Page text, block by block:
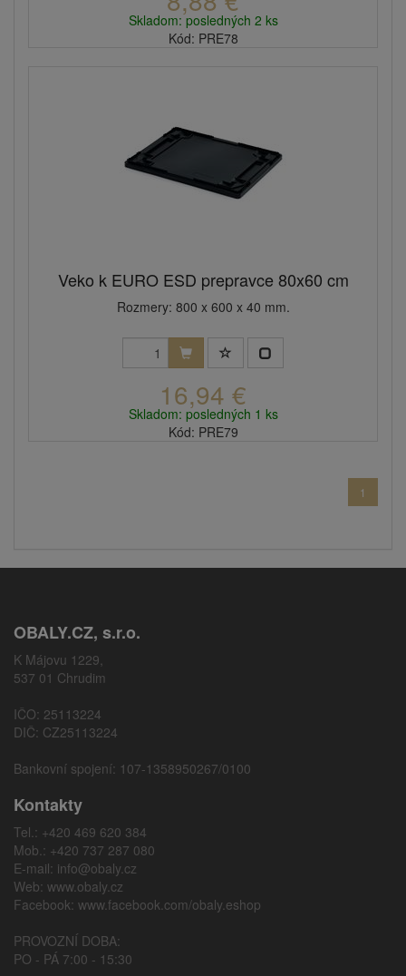
Skladom: posledných 2 ks
Kód: PRE78
Veko k EURO ESD prepravce 80x60 cm
Rozmery: 800 x 600 x 40 mm.
16,94 €
Skladom: posledných 1 ks
Kód: PRE79
1
OBALY.CZ, s.r.o.
K Májovu 1229,
537 01 Chrudim
IČO: 25113224
DIČ: CZ25113224
Bankovní spojení: 107-1358950267/0100
Kontakty
Tel.: +420 469 620 384
Mob.: +420 737 287 080
E-mail: info@obaly.cz
Web: www.obaly.cz
Facebook: www.facebook.com/obaly.eshop
PROVOZNÍ DOBA:
PO - PÁ 7:00 - 15:30